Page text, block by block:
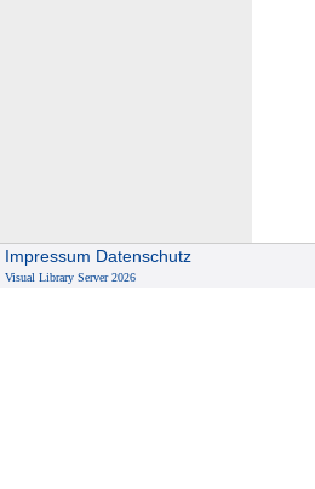
Impressum Datenschutz
Visual Library Server 2026